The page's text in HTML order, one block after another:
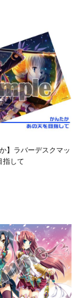
】ラバーデスクマッ
指して